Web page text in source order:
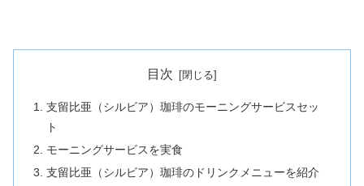
目次
支留比亜（シルビア）珈琲のモーニングサービスセッ
ト
モーニングサービスを実食
支留比亜（シルビア）珈琲のドリンクメニューを紹介